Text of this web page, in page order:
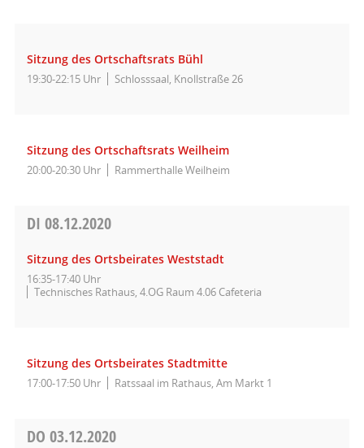
Sitzung des Ortschaftsrats Bühl
19:30-22:15 Uhr Schlosssaal, Knollstraße 26
Sitzung des Ortschaftsrats Weilheim
20:00-20:30 Uhr Rammerthalle Weilheim
DI 08.12.2020
Sitzung des Ortsbeirates Weststadt
16:35-17:40 Uhr
Technisches Rathaus, 4.OG Raum 4.06 Cafeteria
Sitzung des Ortsbeirates Stadtmitte
17:00-17:50 Uhr Ratssaal im Rathaus, Am Markt 1
DO 03.12.2020